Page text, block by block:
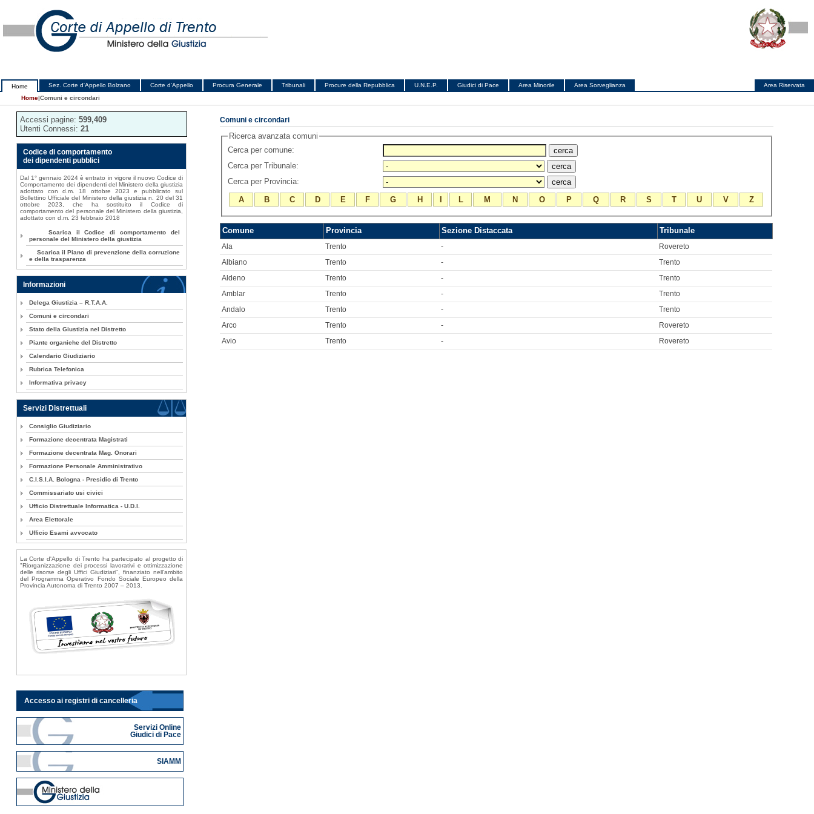
Home Sez. Corte d'Appello Bolzano Corte d'Appello Procura Generale Tribunali Procure della Repubblica U.N.E.P. Giudici di Pace Area Minorile Area Sorveglianza
Area Riservata
Home|Comuni e circondari
Comuni e circondari
Ricerca avanzata comuni
Cerca per comune:
Cerca per Tribunale:
Cerca per Provincia:
A
B C D E F G H L M N O P Q R S T U V Z
Comune Provincia Sezione Distaccata Tribunale
Ala Trento - Rovereto
Albiano Trento - Trento
Aldeno Trento - Trento
Amblar Trento - Trento
Andalo Trento - Trento
Arco Trento - Rovereto
Avio Trento - Rovereto
Accessi pagine: 599,409
Utenti Connessi: 21
Codice di comportamento
dei dipendenti pubblici
Dal 1° gennaio 2024 è entrato in vigore il nuovo Codice di
Comportamento dei dipendenti del Ministero della giustizia
adottato con d.m. 18 ottobre 2023 e pubblicato sul
Bollettino Ufficiale del Ministero della giustizia n. 20 del 31
ottobre 2023, che ha sostituito il Codice di
comportamento del personale del Ministero della giustizia,
adottato con d.m. 23 febbraio 2018
Scarica il Codice di comportamento del
personale del Ministero della giustizia
Scarica il Piano di prevenzione della corruzione
e della trasparenza
Informazioni
Delega Giustizia – R.T.A.A.
Comuni e circondari
Stato della Giustizia nel Distretto
Piante organiche del Distretto
Calendario Giudiziario
Rubrica Telefonica
Informativa privacy
Servizi Distrettuali
Consiglio Giudiziario
Formazione decentrata Magistrati
Formazione decentrata Mag. Onorari
Formazione Personale Amministrativo
C.I.S.I.A. Bologna - Presidio di Trento
Commissariato usi civici
Ufficio Distrettuale Informatica - U.D.I.
Area Elettorale
Ufficio Esami avvocato
La Corte d'Appello di Trento ha partecipato al progetto di
"Riorganizzazione dei processi lavorativi e ottimizzazione
delle risorse degli Uffici Giudiziari", finanziato nell'ambito
del Programma Operativo Fondo Sociale Europeo della
Provincia Autonoma di Trento 2007 – 2013.
Accesso ai registri di cancelleria
Servizi Online
Giudici di Pace
SIAMM